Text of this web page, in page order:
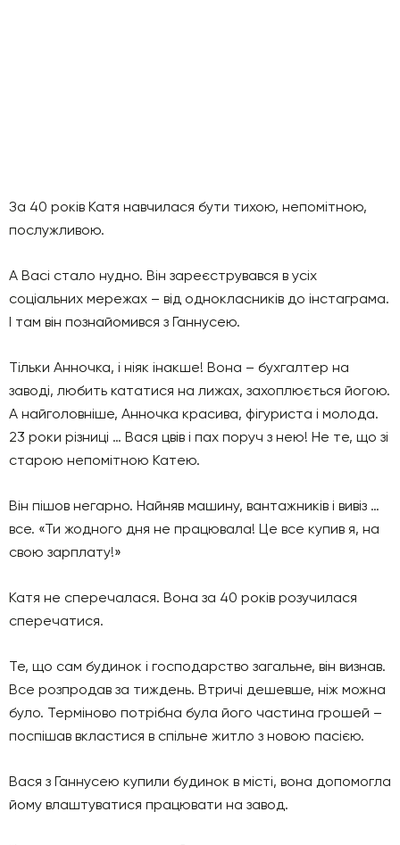
За 40 років Катя навчилася бути тихою, непомітною,
послужливою.
А Васі стало нудно. Він зареєструвався в усіх
соціальних мережах – від однокласників до інстаграма.
І там він познайомився з Ганнусею.
Тільки Анночка, і ніяк інакше! Вона – бухгалтер на
заводі, любить кататися на лижах, захоплюється йогою.
А найголовніше, Анночка красива, фігуриста і молода.
23 роки різниці … Вася цвів і пах поруч з нею! Не те, що зі
старою непомітною Катею.
Він пішов негарно. Найняв машину, вантажників і вивіз …
все. «Ти жодного дня не працювала! Це все купив я, на
свою зарплату!»
Катя не сперечалася. Вона за 40 років розучилася
сперечатися.
Те, що сам будинок і господарство загальне, він визнав.
Все розпродав за тиждень. Втричі дешевше, ніж можна
було. Терміново потрібна була його частина грошей –
поспішав вкластися в спільне житло з новою пасією.
Вася з Ганнусею купили будинок в місті, вона допомогла
йому влаштуватися працювати на завод.